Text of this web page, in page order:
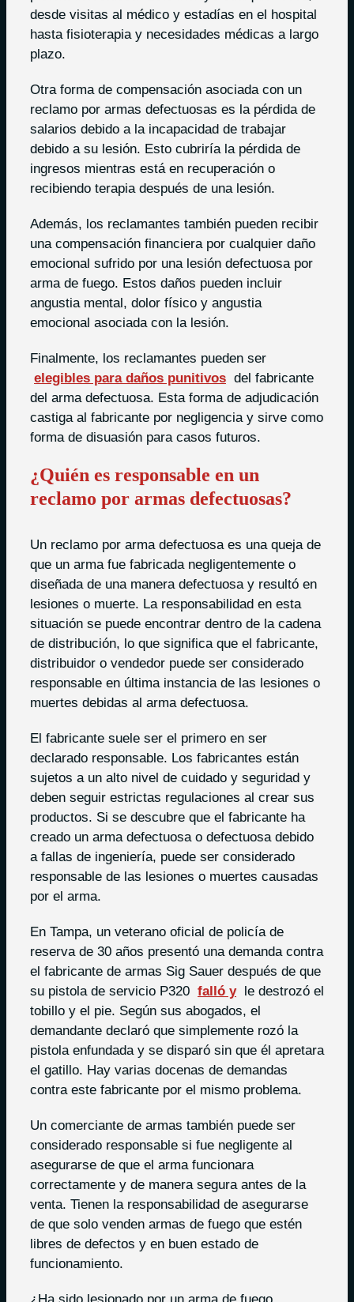
desde visitas al médico y estadías en el hospital
hasta fisioterapia y necesidades médicas a largo
plazo.
Otra forma de compensación asociada con un
reclamo por armas defectuosas es la pérdida de
salarios debido a la incapacidad de trabajar
debido a su lesión. Esto cubriría la pérdida de
ingresos mientras está en recuperación o
recibiendo terapia después de una lesión.
Además, los reclamantes también pueden recibir
una compensación financiera por cualquier daño
emocional sufrido por una lesión defectuosa por
arma de fuego. Estos daños pueden incluir
angustia mental, dolor físico y angustia
emocional asociada con la lesión.
Finalmente, los reclamantes pueden ser
elegibles para daños punitivos del fabricante
del arma defectuosa. Esta forma de adjudicación
castiga al fabricante por negligencia y sirve como
forma de disuasión para casos futuros.
¿Quién es responsable en un
reclamo por armas defectuosas?
Un reclamo por arma defectuosa es una queja de
que un arma fue fabricada negligentemente o
diseñada de una manera defectuosa y resultó en
lesiones o muerte. La responsabilidad en esta
situación se puede encontrar dentro de la cadena
de distribución, lo que significa que el fabricante,
distribuidor o vendedor puede ser considerado
responsable en última instancia de las lesiones o
muertes debidas al arma defectuosa.
El fabricante suele ser el primero en ser
declarado responsable. Los fabricantes están
sujetos a un alto nivel de cuidado y seguridad y
deben seguir estrictas regulaciones al crear sus
productos. Si se descubre que el fabricante ha
creado un arma defectuosa o defectuosa debido
a fallas de ingeniería, puede ser considerado
responsable de las lesiones o muertes causadas
por el arma.
En Tampa, un veterano oficial de policía de
reserva de 30 años presentó una demanda contra
el fabricante de armas Sig Sauer después de que
su pistola de servicio P320 falló y le destrozó el
tobillo y el pie. Según sus abogados, el
demandante declaró que simplemente rozó la
pistola enfundada y se disparó sin que él apretara
el gatillo. Hay varias docenas de demandas
contra este fabricante por el mismo problema.
Un comerciante de armas también puede ser
considerado responsable si fue negligente al
asegurarse de que el arma funcionara
correctamente y de manera segura antes de la
venta. Tienen la responsabilidad de asegurarse
de que solo venden armas de fuego que estén
libres de defectos y en buen estado de
funcionamiento.